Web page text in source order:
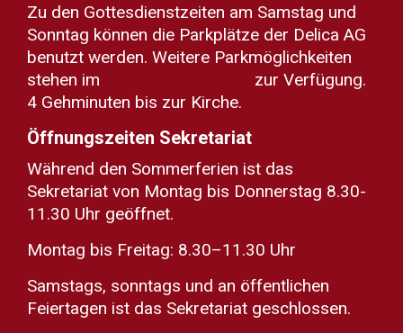
Zu den Gottesdienstzeiten am Samstag und
Sonntag können die Parkplätze der Delica AG
benutzt werden. Weitere Parkmöglichkeiten
stehen im
zur Verfügung.
4 Gehminuten bis zur Kirche.
Öffnungszeiten Sekretariat
Während den Sommerferien ist das
Sekretariat von Montag bis Donnerstag 8.30-
11.30 Uhr geöffnet.
Montag bis Freitag: 8.30–11.30 Uhr
Samstags, sonntags und an öffentlichen
Feiertagen ist das Sekretariat geschlossen.